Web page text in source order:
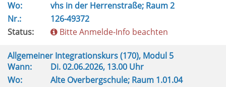
Wo:
vhs in der Herrenstraße; Raum 2
Nr.:
126-49372
Status:
Bitte Anmelde-Info beachten
Allgemeiner Integrationskurs (170), Modul 5
Wann:
Di.02.06.2026, 13.00 Uhr
Wo:
Alte Overbergschule; Raum 1.01.04